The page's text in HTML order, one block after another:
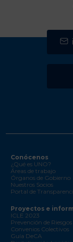
Conócenos
¿Qué es UNO?
Áreas de trabajo
Órganos de Gobierno
Nuestros Socios
Portal de
Proyectos e
ICLE 2023
Prevención de
Convenios Colectivos
Guía DeCA